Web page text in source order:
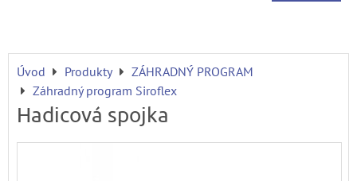
Úvod Produkty
ZÁHRADNÝ PROGRAM
Záhradný program Siroflex
Hadicová spojka